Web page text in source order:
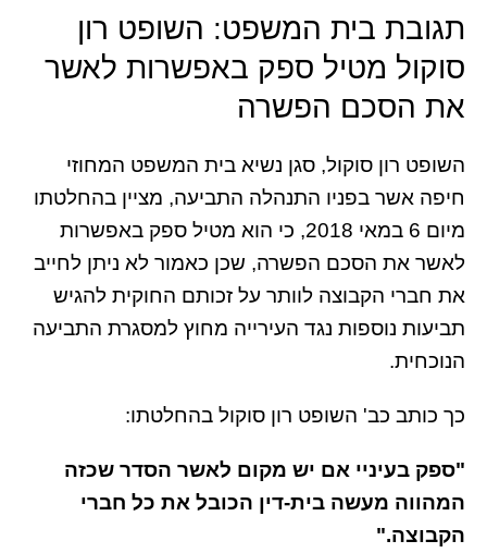
תגובת בית המשפט: השופט רון
סוקול מטיל ספק באפשרות לאשר
את הסכם הפשרה
השופט רון סוקול, סגן נשיא בית המשפט המחוזי
חיפה אשר בפניו התנהלה התביעה, מציין בהחלטתו
מיום 6 במאי 2018, כי הוא מטיל ספק באפשרות
לאשר את הסכם הפשרה, שכן כאמור לא ניתן לחייב
את חברי הקבוצה לוותר על זכותם החוקית להגיש
תביעות נוספות נגד העירייה מחוץ למסגרת התביעה
הנוכחית.
כך כותב כב' השופט רון סוקול בהחלטתו:
"ספק בעיניי אם יש מקום לאשר הסדר שכזה
המהווה מעשה בית-דין הכובל את כל חברי
הקבוצה."